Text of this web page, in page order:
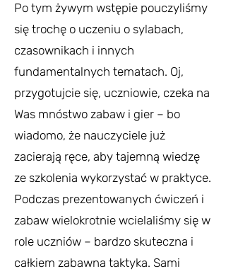
Po tym żywym wstępie pouczyliśmy
się trochę o uczeniu o sylabach,
czasownikach i innych
fundamentalnych tematach. Oj,
przygotujcie się, uczniowie, czeka na
Was mnóstwo zabaw i gier – bo
wiadomo, że nauczyciele już
zacierają ręce, aby tajemną wiedzę
ze szkolenia wykorzystać w praktyce.
Podczas prezentowanych ćwiczeń i
zabaw wielokrotnie wcielaliśmy się w
role uczniów – bardzo skuteczna i
całkiem zabawna taktyka. Sami